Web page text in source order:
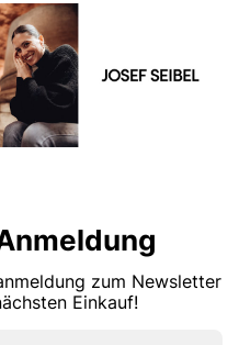
zum Newsletter
Einkauf!